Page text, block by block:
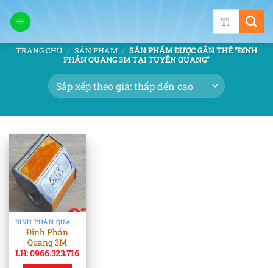
qua
dung
Tìm
TRANG CHỦ / SẢN PHẨM / SẢN PHẨM ĐƯỢC GẮN THẺ “ĐINH
PHẢN QUANG 3M TẠI TUYÊN QUANG”
ĐINH PHẢN QUANG & TIÊU PHẢN QUANG
Đinh Phản
Quang 3M
LH: 0966.323.716